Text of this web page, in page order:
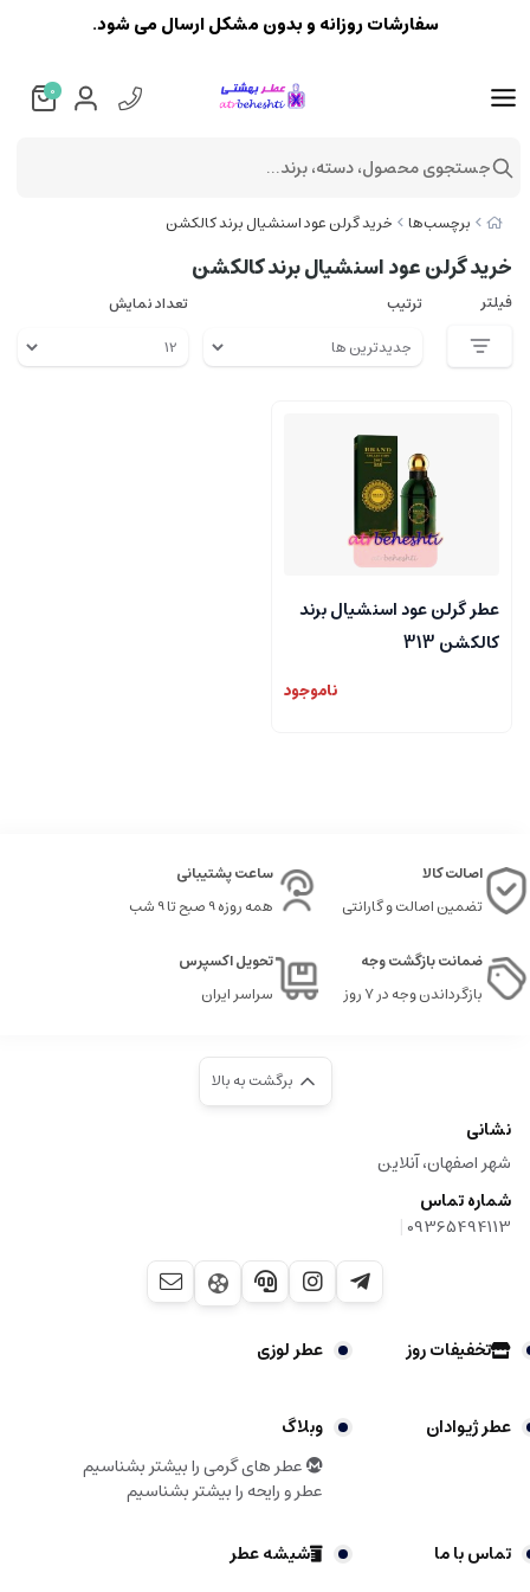
برچسب‌ها خرید گرلن عود اسنشیال برند کالکشن
خرید گرلن عود اسنشیال برند کالکشن
فیلتر ترتیب تعداد نمایش
عطر گرلن عود اسنشیال برند
کالکشن 313
ناموجود
اصالت کالا
تضمین اصالت و گارانتی
ساعت پشتیبانی
همه روزه 9 صبح تا 9 شب
ضمانت بازگشت وجه
بازگرداندن وجه در ۷ روز
تحویل اکسپرس
سراسر ایران
برگشت به بالا
نشانی
شهر اصفهان، آنلاین
شماره تماس
09365494113
|
تخفیفات روز عطر لوزی
عطر ژیوادان
وبلاگ
عطر های گرمی را بیشتر بشناسیم
عطر و رایحه را بیشتر بشناسیم
تماس با ما شیشه عطر
سفارشات روزانه و بدون مشکل ارسال می شود.
0
جستجوی محصول، دسته، برند...